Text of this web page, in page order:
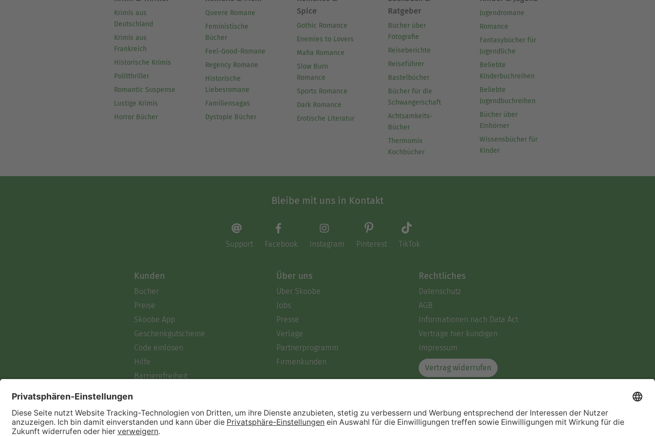
Krimis aus
Deutschland
Krimis aus
Frankreich
Historische Krimis
Politthriller
Romantic Suspense
Lustige Krimis
Horror Bücher
Queere Romane
Feministische
Bücher
Feel-Good-Romane
Regency Romane
Historische
Liebesromane
Familiensagas
Dystopie Bücher
Spice
Gothic Romance
Enemies to Lovers
Mafia Romance
Slow Burn
Romance
Sports Romance
Dark Romance
Erotische Literatur
Ratgeber
Bücher über
Fotografie
Reiseberichte
Reiseführer
Bastelbücher
Bücher für die
Schwangerschaft
Achtsamkeits-
Bücher
Thermomix
Kochbücher
Jugendromane
Romance
Fantasybücher für
Jugendliche
Beliebte
Kinderbuchreihen
Beliebte
Jugendbuchreihen
Bücher über
Einhörner
Wissensbücher für
Kinder
Bleibe mit uns in Kontakt
Support Facebook Instagram Pinterest TikTok
Kunden
Bücher
Preise
Skoobe App
Geschenkgutscheine
Code einlösen
Hilfe
Barrierefreiheit
Über uns
Über Skoobe
Jobs
Presse
Verlage
Partnerprogramm
Firmenkunden
Rechtliches
Datenschutz
AGB
Informationen nach Data Act
Verträge hier kündigen
Impressum
Vertrag widerrufen